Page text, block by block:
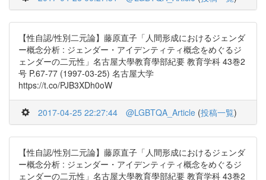
【性自認/性別二元論】藤原直子「人間形成におけるジェンダ
ー概念分析 : ジェンダー・アイデンティティ概念をめぐるジ
ェンダーの二元性」名古屋大學教育學部紀要 教育学科 43巻2
号 P.67-77 (1997-03-25) 名古屋大学
https://t.co/PJB3XDh0oW
2017-04-25 22:27:44 @LGBTQA_Article (投稿一覧)
【性自認/性別二元論】藤原直子「人間形成におけるジェンダ
ー概念分析 : ジェンダー・アイデンティティ概念をめぐるジ
ェンダーの二元性」名古屋大學教育學部紀要 教育学科 43巻2